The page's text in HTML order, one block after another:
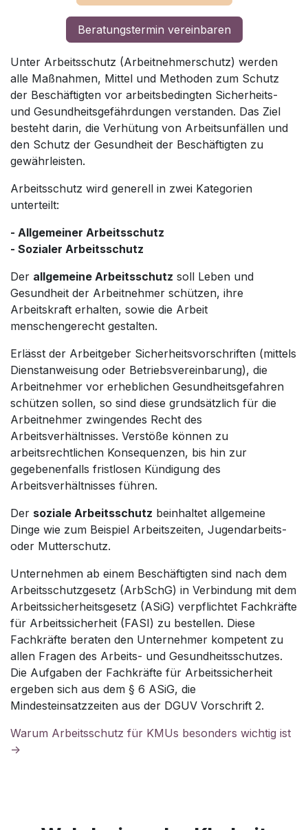
Beratungstermin vereinbaren
Unter Arbeitsschutz (Arbeitnehmerschutz) werden
alle Maßnahmen, Mittel und Methoden zum Schutz
der Beschäftigten vor arbeitsbedingten Sicherheits-
und Gesundheitsgefährdungen verstanden. Das Ziel
besteht darin, die Verhütung von Arbeitsunfällen und
den Schutz der Gesundheit der Beschäftigten zu
gewährleisten.
Arbeitsschutz wird generell in zwei Kategorien
unterteilt:
- Allgemeiner Arbeitsschutz
- Sozialer Arbeitsschutz
Der allgemeine Arbeitsschutz soll Leben und
Gesundheit der Arbeitnehmer schützen, ihre
Arbeitskraft erhalten, sowie die Arbeit
menschengerecht gestalten.
Erlässt der Arbeitgeber Sicherheitsvorschriften (mittels
Dienstanweisung oder Betriebsvereinbarung), die
Arbeitnehmer vor erheblichen Gesundheitsgefahren
schützen sollen, so sind diese grundsätzlich für die
Arbeitnehmer zwingendes Recht des
Arbeitsverhältnisses. Verstöße können zu
arbeitsrechtlichen Konsequenzen, bis hin zur
gegebenenfalls fristlosen Kündigung des
Arbeitsverhältnisses führen.
Der soziale Arbeitsschutz beinhaltet allgemeine
Dinge wie zum Beispiel Arbeitszeiten, Jugendarbeits-
oder Mutterschutz.
Unternehmen ab einem Beschäftigten sind nach dem
Arbeitsschutzgesetz (ArbSchG) in Verbindung mit dem
Arbeitssicherheitsgesetz (ASiG) verpflichtet Fachkräfte
für Arbeitssicherheit (FASI) zu bestellen. Diese
Fachkräfte beraten den Unternehmer kompetent zu
allen Fragen des Arbeits- und Gesundheitsschutzes.
Die Aufgaben der Fachkräfte für Arbeitssicherheit
ergeben sich aus dem § 6 ASiG, die
Mindesteinsatzzeiten aus der DGUV Vorschrift 2.
Warum Arbeitsschutz für KMUs besonders wichtig ist
->